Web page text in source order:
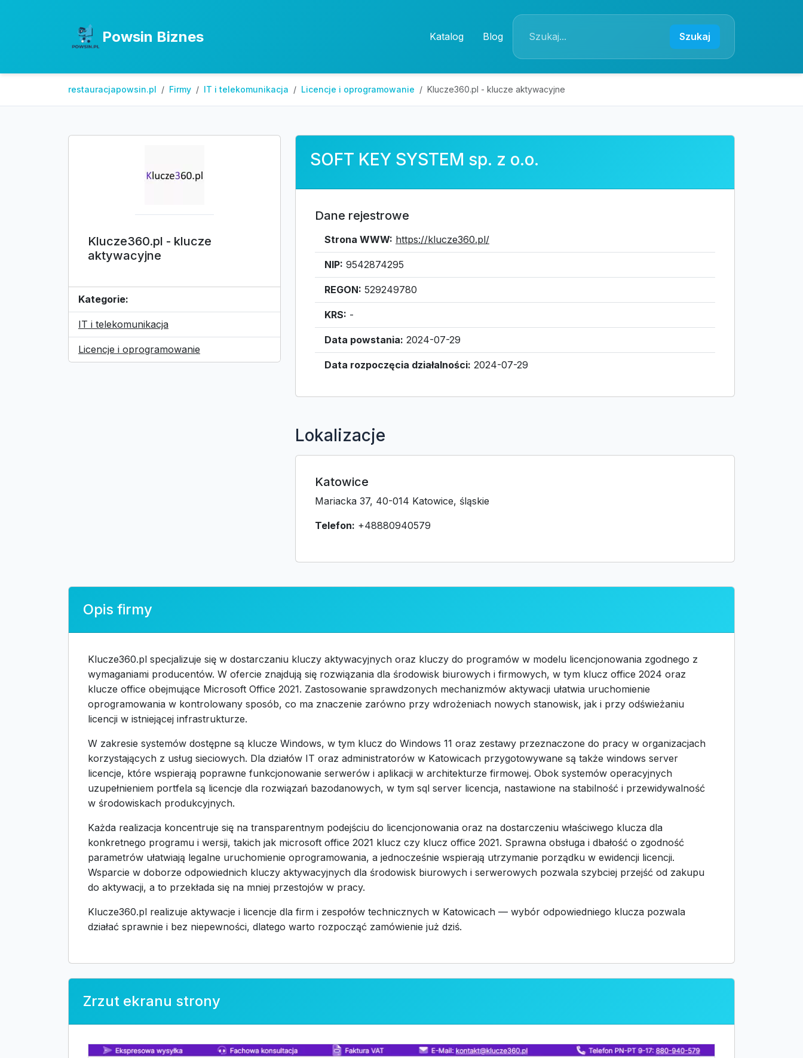
Powsin Biznes Katalog Blog Szukaj
restauracjapowsin.pl Firmy IT i telekomunikacja Licencje i oprogramowanie Klucze360.pl - klucze aktywacyjne
Klucze360.pl - klucze
aktywacyjne
Kategorie:
IT i telekomunikacja
Licencje i oprogramowanie
SOFT KEY SYSTEM sp. z o.o.
Dane rejestrowe
Strona WWW: https://klucze360.pl/
NIP: 9542874295
REGON: 529249780
KRS: -
Data powstania: 2024-07-29
Data rozpoczęcia działalności: 2024-07-29
Lokalizacje
Katowice
Mariacka 37, 40-014 Katowice, śląskie
Telefon: +48880940579
Opis firmy
Klucze360.pl specjalizuje się w dostarczaniu kluczy aktywacyjnych oraz kluczy do programów w modelu licencjonowania zgodnego z
wymaganiami producentów. W ofercie znajdują się rozwiązania dla środowisk biurowych i firmowych, w tym klucz office 2024 oraz
klucze office obejmujące Microsoft Office 2021. Zastosowanie sprawdzonych mechanizmów aktywacji ułatwia uruchomienie
oprogramowania w kontrolowany sposób, co ma znaczenie zarówno przy wdrożeniach nowych stanowisk, jak i przy odświeżaniu
licencji w istniejącej infrastrukturze.
W zakresie systemów dostępne są klucze Windows, w tym klucz do Windows 11 oraz zestawy przeznaczone do pracy w organizacjach
korzystających z usług sieciowych. Dla działów IT oraz administratorów w Katowicach przygotowywane są także windows server
licencje, które wspierają poprawne funkcjonowanie serwerów i aplikacji w architekturze firmowej. Obok systemów operacyjnych
uzupełnieniem portfela są licencje dla rozwiązań bazodanowych, w tym sql server licencja, nastawione na stabilność i przewidywalność
w środowiskach produkcyjnych.
Każda realizacja koncentruje się na transparentnym podejściu do licencjonowania oraz na dostarczeniu właściwego klucza dla
konkretnego programu i wersji, takich jak microsoft office 2021 klucz czy klucz office 2021. Sprawna obsługa i dbałość o zgodność
parametrów ułatwiają legalne uruchomienie oprogramowania, a jednocześnie wspierają utrzymanie porządku w ewidencji licencji.
Wsparcie w doborze odpowiednich kluczy aktywacyjnych dla środowisk biurowych i serwerowych pozwala szybciej przejść od zakupu
do aktywacji, a to przekłada się na mniej przestojów w pracy.
Klucze360.pl realizuje aktywacje i licencje dla firm i zespołów technicznych w Katowicach — wybór odpowiedniego klucza pozwala
działać sprawnie i bez niepewności, dlatego warto rozpocząć zamówienie już dziś.
Zrzut ekranu strony